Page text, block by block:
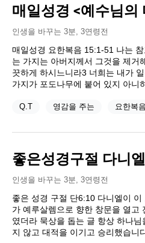
매일성경 <예수님
인생을 바꾸는 3분 3연령전
매일성경 요한복음 15:1-51 나는
는 가지는 아버지께서 그것을 제거
끗하게 하시느니라3 너희는 내가
가지가 포도나무에 붙어 있지 아
Q.T 영감을 주는 요한복음
좋은성경구절 다니
인생을 바꾸는 3분, 3연령전
좋은 성경 구절 단6:10 다니엘이
가 예루살렘으로 향한 창문을 열고
였더라 묵상을 돕는 글 항상 하나
지 않고 대적을 이기고 승리했습